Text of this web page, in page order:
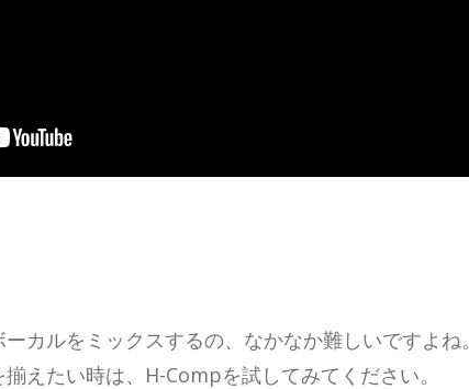
カルをミックスするの、なかなか難しいですよね。
えたい時は、H-Compを試してみてください。